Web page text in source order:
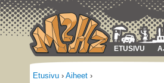
ETUSIVU
Etusivu › Aiheet ›